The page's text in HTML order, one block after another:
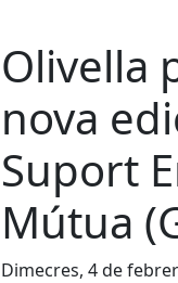
Olivella
nova
Suport
Mútua
Dimecres, 4 de